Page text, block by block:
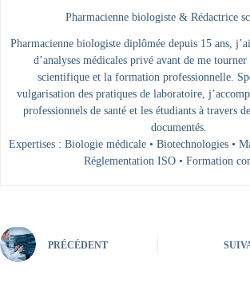
Pharmacienne biologiste & Rédactrice
Pharmacienne biologiste diplômée depuis 15 ans,
d’analyses médicales privé avant de me
scientifique et la formation professionnelle.
vulgarisation des pratiques de laboratoire,
professionnels de santé et les étudiants à travers
documentés.
Expertises : Biologie médicale • Biotechnologies •
Réglementation ISO • Formation
PRÉCÉDENT